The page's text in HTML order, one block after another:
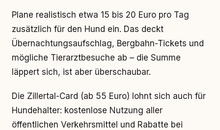
Plane realistisch etwa 15 bis 20 Euro pro Tag
zusätzlich für den Hund ein. Das deckt
Übernachtungsaufschlag, Bergbahn-Tickets und
mögliche Tierarztbesuche ab – die Summe
läppert sich, ist aber überschaubar.
Die Zillertal-Card (ab 55 Euro) lohnt sich auch für
Hundehalter: kostenlose Nutzung aller
öffentlichen Verkehrsmittel und Rabatte bei